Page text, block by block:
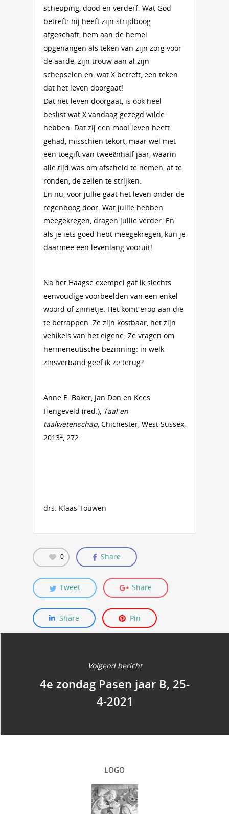
schepping, dood en verderf. Wat God
betreft: hij heeft zijn strijdboog
afgeschaft, hem aan de hemel
opgehangen als teken van zijn zorg voor
de aarde, zijn trouw aan al zijn
schepselen en, wat X betreft, een teken
dat het leven doorgaat!
Dat het leven doorgaat, is ook heel
beslist wat X vandaag gezegd wilde
hebben. Dat zij een mooi leven heeft
gehad, misschien tekort, maar wel met
een toegift van tweeënhalf jaar, waarin
alle tijd was om afscheid te nemen, af te
ronden, de zeilen te strijken.
En nu, voor jullie gaat het leven onder de
regenboog door. Wat jullie hebben
meegekregen, dragen jullie verder. En
als je iets goed hebt meegekregen, kun je
daarmee een levenlang vooruit!
Na het Haagse exempel gaf ik slechts
eenvoudige voorbeelden van een enkel
woord of zinnetje. Het komt erop aan die
te betrappen. Ze zijn kostbaar, het zijn
vehikels van het eigene. Ze vragen om
hermeneutische bezinning: in welk
zinsverband geef ik ze terug?
Anne E. Baker, Jan Don en Kees
Hengeveld (red.), Taal en
taalwetenschap, Chichester, West Sussex,
20132, 272
drs. Klaas Touwen
0 Share
Tweet Share
Share Pin
Volgend bericht
4e zondag Pasen jaar B, 25-
4-2021
LOGO